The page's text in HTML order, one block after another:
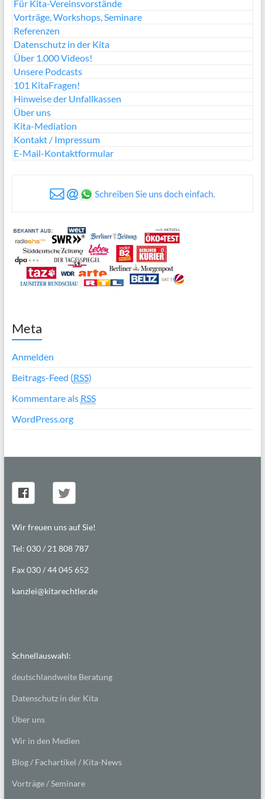
Für Kita-Vereinsvorstände
Vorträge, Workshops, Seminare
Referenzen
Datenschutz in der Kita
Über 1.000 Videos!
Unsere Podcasts
101 KitaFragen!
Hinweise der Unfallkassen
Über uns
Kita-Mediation
Kontakt / Impressum
E-Mail-Kontaktformular
Meta
Anmelden
Beitrags-Feed (RSS)
Kommentare als RSS
WordPress.org
Wir freuen uns auf Sie!
Tel: 030 / 21 808 787
Fax 030 / 44 045 652
kanzlei@kitarechtler.de
Schnellauswahl:
deutschlandweite Beratung
Datenschutz in der Kita
Über uns
Wir in den Medien
Blog / Fachartikel / Kita-News
Vorträge / Seminare